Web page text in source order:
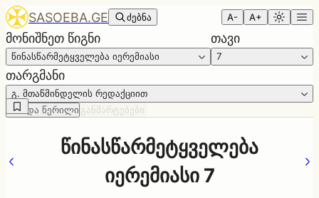
SASOEBA.GE ძებნა A- A+
მონიშნეთ წიგნი
წინასწარმეტყველება იერემიასი
თავი
7
თარგმანი
გ. მთაწმინდელის რედაქციით
წმინდა წერილი განმარტებები
წინასწარმეტყველება
იერემიასი 7